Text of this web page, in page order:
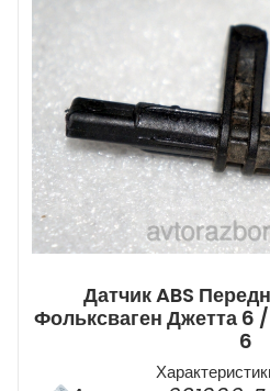
Датчик ABS
Фольксваген Джетта
6